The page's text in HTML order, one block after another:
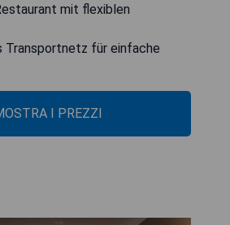
mit flexiblen
Transportnetz für einfache
I PREZZI